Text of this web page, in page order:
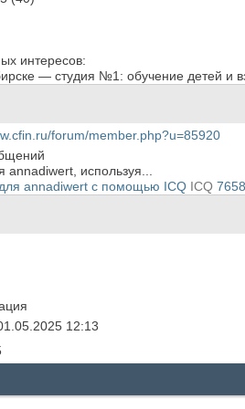
интересов:
— студия №1: обучение детей и
forum/member.php?u=85920
annadiwert, используя...
ICQ
12:13